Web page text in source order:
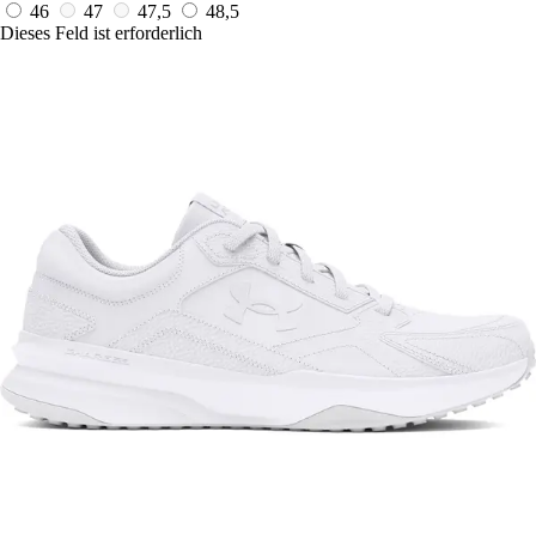
46
47 47,5
48,5
Dieses Feld ist erforderlich